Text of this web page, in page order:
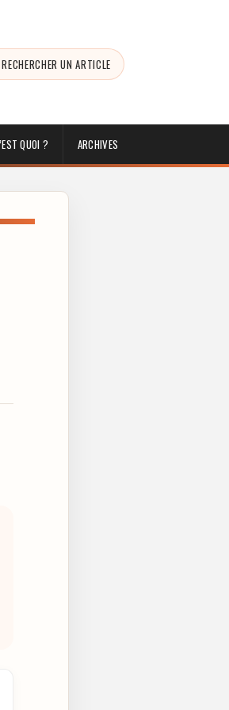
UN ARTICLE
QUOI ? ARCHIVES